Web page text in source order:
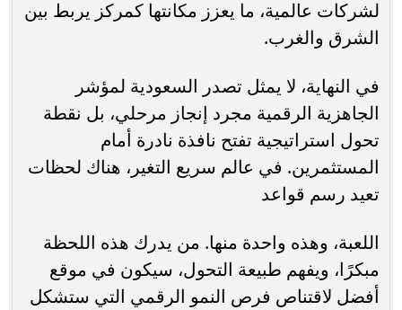
لشركات عالمية، ما يعزز مكانتها كمركز يربط بين
الشرق والغرب.
في النهاية، لا يمثل تصدر السعودية لمؤشر
الجاهزية الرقمية مجرد إنجاز مرحلي، بل نقطة
تحول استراتيجية تفتح نافذة نادرة أمام
المستثمرين. في عالم سريع التغير، هناك لحظات
تعيد رسم قواعد
اللعبة، وهذه واحدة منها. من يدرك هذه اللحظة
مبكرًا، ويفهم طبيعة التحول، سيكون في موقع
أفضل لاقتناص فرص النمو الرقمي التي ستشكل